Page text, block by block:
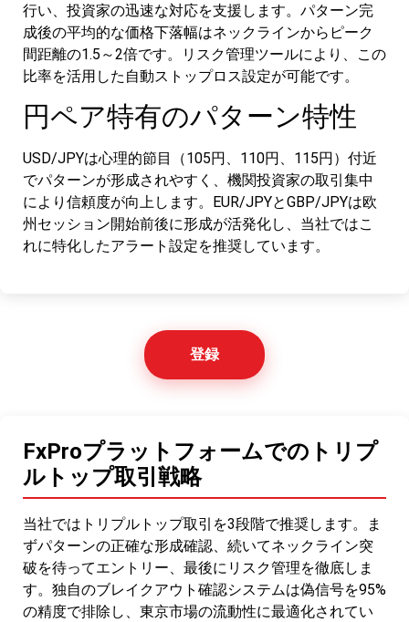
行い、投資家の迅速な対応を支援します。パターン完
成後の平均的な価格下落幅はネックラインからピーク
間距離の1.5～2倍です。リスク管理ツールにより、この
比率を活用した自動ストップロス設定が可能です。
円ペア特有のパターン特性
USD/JPYは心理的節目（105円、110円、115円）付近
でパターンが形成されやすく、機関投資家の取引集中
により信頼度が向上します。EUR/JPYとGBP/JPYは欧
州セッション開始前後に形成が活発化し、当社ではこ
れに特化したアラート設定を推奨しています。
登録
FxProプラットフォームでのトリプ
ルトップ取引戦略
当社ではトリプルトップ取引を3段階で推奨します。ま
ずパターンの正確な形成確認、続いてネックライン突
破を待ってエントリー、最後にリスク管理を徹底しま
す。独自のブレイクアウト確認システムは偽信号を95%
の精度で排除し、東京市場の流動性に最適化されてい